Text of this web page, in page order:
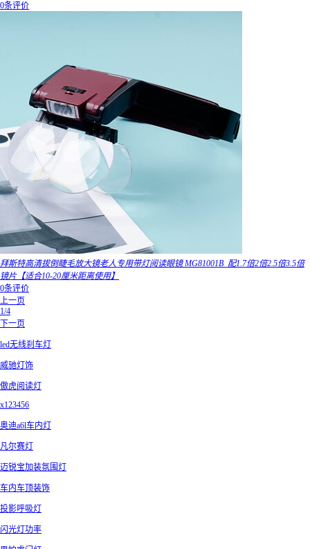
0条评价
拜斯特高清拔倒睫毛放大镜老人专用带灯阅读眼镜 MG81001B_配1.7倍2倍2.5倍3.5倍
镜片【适合10-20厘米距离使用】
0条评价
上一页
1/4
下一页
led无线刹车灯
威驰灯饰
傲虎阅读灯
x123456
奥迪a6l车内灯
凡尔赛灯
迈锐宝加装氛围灯
车内车顶装饰
投影呼吸灯
闪光灯功率